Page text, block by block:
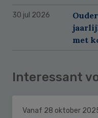
30 jul 2026
met
Interessant
Vanaf 28 oktober